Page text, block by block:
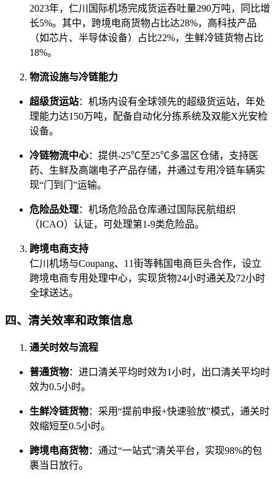
2023年，仁川国际机场完成货运吞吐量290万吨，同比增
长5%。其中，跨境电商货物占比达28%，高科技产品
（如芯片、半导体设备）占比22%，生鲜冷链货物占比
18%。
物流设施与冷链能力
超级货运站：机场内设有全球领先的超级货运站，年处
理能力达150万吨，配备自动化分拣系统及双能X光安检
设备。
冷链物流中心：提供-25℃至25℃多温区仓储，支持医
药、生鲜及高端电子产品存储，并通过专用冷链车辆实
现“门到门”运输。
危险品处理：机场危险品仓库通过国际民航组织
（ICAO）认证，可处理第1-9类危险品。
跨境电商支持
仁川机场与Coupang、11街等韩国电商巨头合作，设立
跨境电商专用处理中心，实现货物24小时通关及72小时
全球送达。
四、清关效率和政策信息
通关时效与流程
普通货物：进口清关平均时效为1小时，出口清关平均时
效为0.5小时。
生鲜冷链货物：采用“提前申报+快速验放”模式，通关时
效缩短至0.5小时。
跨境电商货物：通过“一站式”清关平台，实现98%的包
裹当日放行。